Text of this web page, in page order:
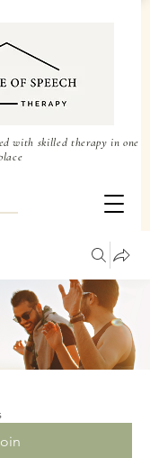
with skilled therapy in one